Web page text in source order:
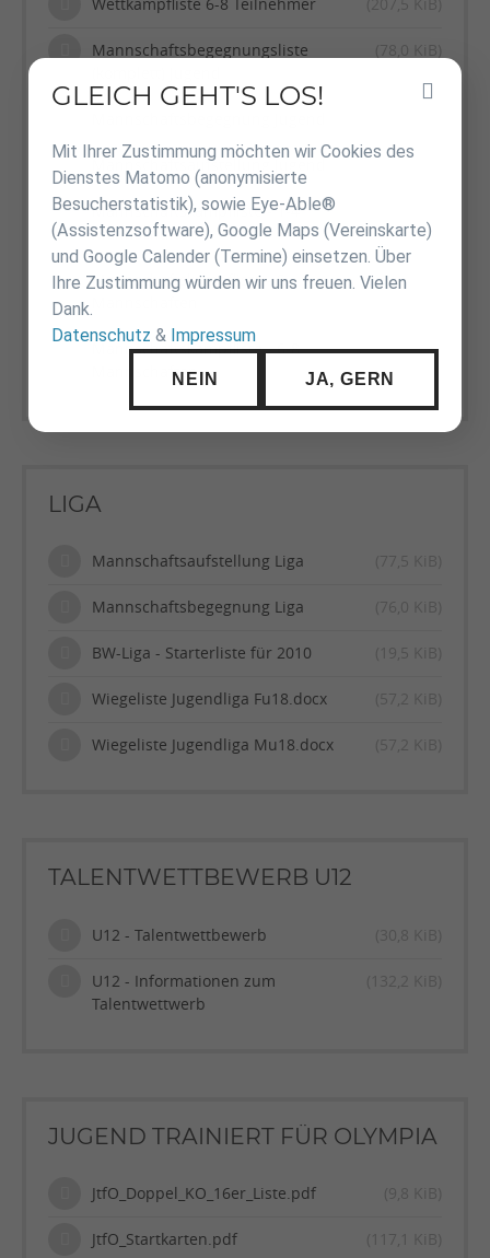
Wettkampfliste 6-8 Teilnehmer (207,5 KiB)
Mannschaftsbegegnungsliste
(78,0 KiB)
Mannschaftsaufstellung Jugend
Mannschaftskampfliste - 1-4
Mannschaften
Mannschaftskampfliste - 5
(41,0 KiB)
Mannschaftskampfliste - 6-8
Mannschaften
(40,5 KiB)
LIGA
Mannschaftsaufstellung Liga (77,5 KiB)
Mannschaftsbegegnung Liga (76,0 KiB)
BW-Liga - Starterliste für 2010 (19,5 KiB)
Wiegeliste Jugendliga Fu18.docx (57,2 KiB)
Wiegeliste Jugendliga Mu18.docx (57,2 KiB)
TALENTWETTBEWERB U12
U12 - Talentwettbewerb (30,8 KiB)
U12 - Informationen zum
Talentwettwerb
(132,2 KiB)
JUGEND TRAINIERT FÜR OLYMPIA
JtfO_Doppel_KO_16er_Liste.pdf (9,8 KiB)
JtfO_Startkarten.pdf (117,1 KiB)
Inhalt
GLEICH GEHT'S LOS!
Mit Ihrer Zustimmung möchten wir Cookies des
Dienstes Matomo (anonymisierte
Besucherstatistik), sowie Eye-Able®
(Assistenzsoftware), Google Maps (Vereinskarte)
und Google Calender (Termine) einsetzen. Über
Ihre Zustimmung würden wir uns freuen. Vielen
Dank.
Datenschutz & Impressum
NEIN JA, GERN